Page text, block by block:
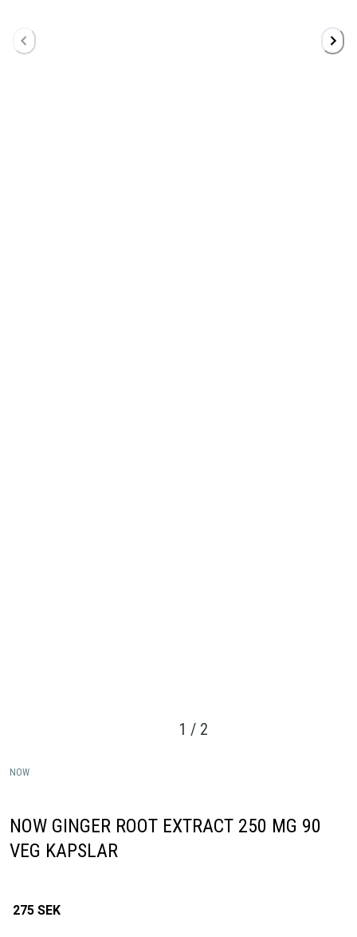
1 / 2
NOW
NOW GINGER ROOT EXTRACT 250 MG 90
VEG KAPSLAR
275 SEK